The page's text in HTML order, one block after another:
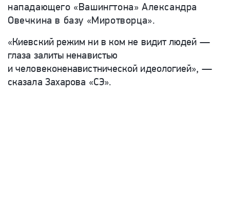
нападающего «Вашингтона» Александра
Овечкина в базу «Миротворца».
«Киевский режим ни в ком не видит людей —
глаза залиты ненавистью
и человеконенавистнической идеологией», —
сказала Захарова «СЭ».